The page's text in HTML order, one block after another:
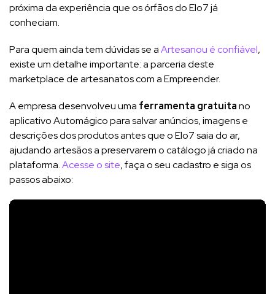
próxima da experiência que os órfãos do Elo7 já
conheciam.
Para quem ainda tem dúvidas se aArtesanou é confiável,
existe um detalhe importante: a parceria deste
marketplace de artesanatos com a Empreender.
A empresa desenvolveu uma ferramenta gratuitano
aplicativo Automágico para salvar anúncios, imagens e
descrições dos produtos antes que o Elo7 saia do ar,
ajudando artesãos a preservarem o catálogo já criado na
plataforma.Acesse o site, faça o seu cadastro e siga os
passos abaixo: